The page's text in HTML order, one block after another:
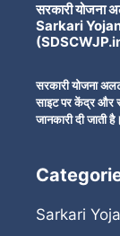
सरकारी योजना
Sarkari
सरकारी योजना
साइट पर केंद्र और
जानकारी दी जाती है।
Sarkari